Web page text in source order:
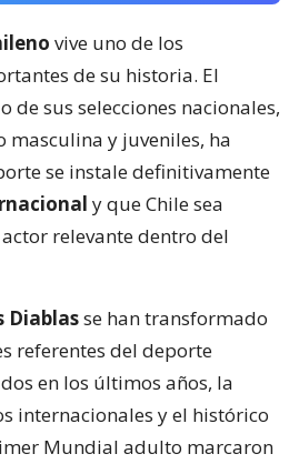
vive uno de los
de su historia. El
de sus selecciones nacionales,
masculina y juveniles, ha
se instale definitivamente
y que Chile sea
relevante dentro del
Diablasse han transformado
referentes del deporte
en los últimos años, la
internacionales y el histórico
Mundial adulto marcaron